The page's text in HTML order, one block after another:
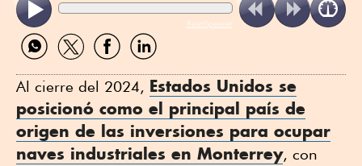
ReadSpeaker
Compartir
por
Compartir
por
Compartir
por
Compartir
por
Al cierre del 2024, Estados Unidos se
posicionó como el principal país de
origen de las inversiones para ocupar
naves industriales en Monterrey, con